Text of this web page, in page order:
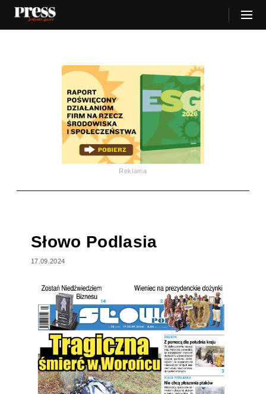
Reklama
Słowo Podlasia
17.09.2024